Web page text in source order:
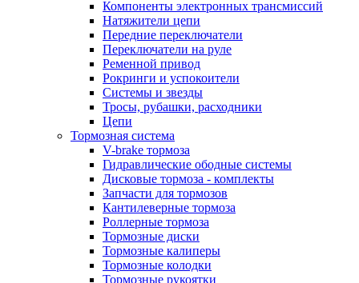
Компоненты электронных трансмиссий
Натяжители цепи
Передние переключатели
Переключатели на руле
Ременной привод
Рокринги и успокоители
Системы и звезды
Тросы, рубашки, расходники
Цепи
Тормозная система
V-brake тормоза
Гидравлические ободные системы
Дисковые тормоза - комплекты
Запчасти для тормозов
Кантилеверные тормоза
Роллерные тормоза
Тормозные диски
Тормозные калиперы
Тормозные колодки
Тормозные рукоятки